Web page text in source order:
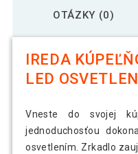
OTÁZKY (0)
IREDA
LED
Vneste do svojej
jednoduchosťou
osvetlením. Zrkadlo